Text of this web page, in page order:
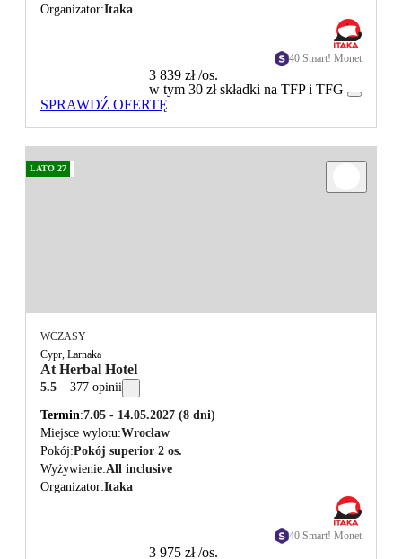
Organizator Itaka
40 Smart! Monet
3 839 zł/os.
w tym 30 zł składki na TFP i TFG
SPRAWDŹ OFERTĘ
LATO 27
WCZASY
Cypr, Larnaka
At Herbal Hotel
5.5 377 opinii
Termin 7.05 - 14.05.2027 (8 dni)
Miejsce wylotu Wrocław
Pokój Pokój superior 2 os.
Wyżywienie All inclusive
Organizator Itaka
40 Smart! Monet
3 975 zł/os.